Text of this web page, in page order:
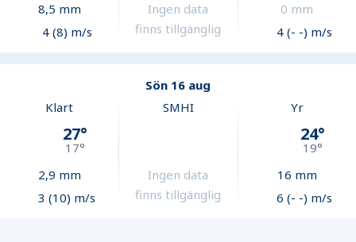
8,5 mm
4 (8) m/s
Ingen data
finns tillgänglig
0 mm
4 (- -) m/s
Sön 16 aug
Klart
27°
17°
2,9 mm
3 (10) m/s
SMHI
Ingen data
finns tillgänglig
Yr
24°
19°
16 mm
6 (- -) m/s